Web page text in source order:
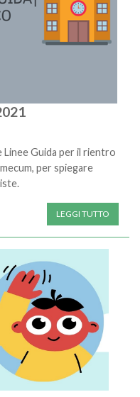
Linee Guida per il rientro
per spiegare
LEGGI TUTTO